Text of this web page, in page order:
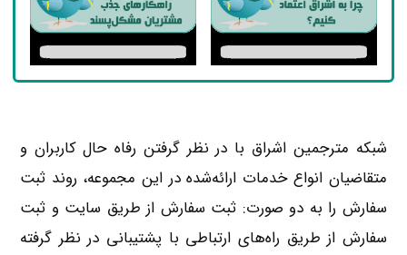
شبکه مترجمین اشراق با در نظر گرفتن رفاه حال کاربران و
متقاضیان انواع خدمات ارائه‌شده در این مجموعه، روند ثبت
سفارش را به دو صورت: ثبت سفارش از طریق سایت و ثبت
سفارش از طریق راه‌های ارتباطی با پشتیبانی در نظر گرفته